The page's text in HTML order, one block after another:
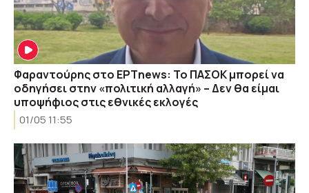
Φαραντούρης στο ΕΡΤnews: Το ΠΑΣΟΚ μπορεί να
οδηγήσει στην «πολιτική αλλαγή» – Δεν θα είμαι
υποψήφιος στις εθνικές εκλογές
01/05 11:55